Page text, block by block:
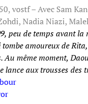
vostf – Avec Sam
Nadia Niazi,
peu de temps avant la
amoureuxde
Au même moment,
lance aux trousses